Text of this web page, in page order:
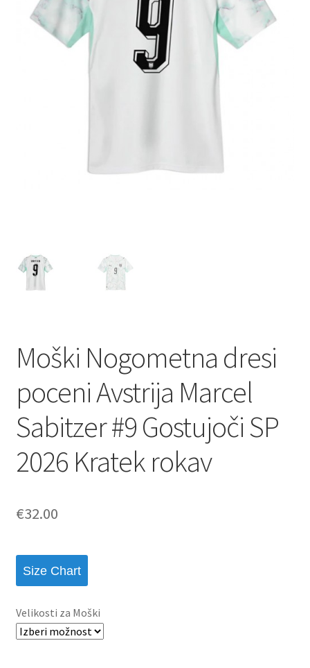
Moški Nogometna dresi
poceni Avstrija Marcel
Sabitzer #9 Gostujoči SP
2026 Kratek rokav
€32.00
Size Chart
Velikosti za Moški